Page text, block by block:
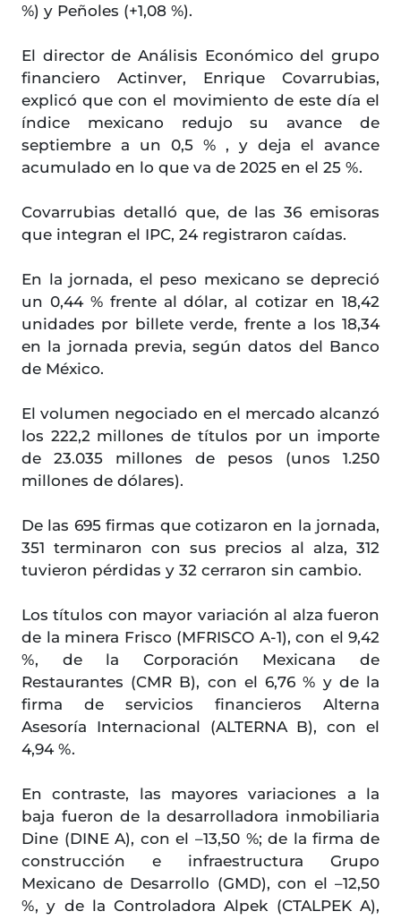
%) y Peñoles (+1,08 %).
El director de Análisis Económico del grupo
financiero Actinver, Enrique Covarrubias,
explicó que con el movimiento de este día el
índice mexicano redujo su avance de
septiembre a un 0,5 % , y deja el avance
acumulado en lo que va de 2025 en el 25 %.
Covarrubias detalló que, de las 36 emisoras
que integran el IPC, 24 registraron caídas.
En la jornada, el peso mexicano se depreció
un 0,44 % frente al dólar, al cotizar en 18,42
unidades por billete verde, frente a los 18,34
en la jornada previa, según datos del Banco
de México.
El volumen negociado en el mercado alcanzó
los 222,2 millones de títulos por un importe
de 23.035 millones de pesos (unos 1.250
millones de dólares).
De las 695 firmas que cotizaron en la jornada,
351 terminaron con sus precios al alza, 312
tuvieron pérdidas y 32 cerraron sin cambio.
Los títulos con mayor variación al alza fueron
de la minera Frisco (MFRISCO A-1), con el 9,42
%, de la Corporación Mexicana de
Restaurantes (CMR B), con el 6,76 % y de la
firma de servicios financieros Alterna
Asesoría Internacional (ALTERNA B), con el
4,94 %.
En contraste, las mayores variaciones a la
baja fueron de la desarrolladora inmobiliaria
Dine (DINE A), con el –13,50 %; de la firma de
construcción e infraestructura Grupo
Mexicano de Desarrollo (GMD), con el –12,50
%, y de la Controladora Alpek (CTALPEK A),